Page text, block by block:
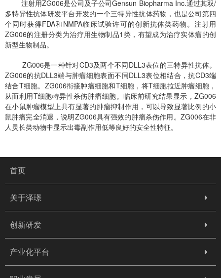
注射用ZG006是公司及子公司Gensun Biopharma Inc.通过其双/
多特异性抗体研发平台开发的一个三特异性抗体药物，也是公司第四
个同时获得FDA和NMPA临床试验许可的创新抗体类药物。注射用
ZG006的注册分类为治疗用生物制品1类，有望成为治疗实体瘤的创
新型生物制品。
ZG006是一种针对CD3及两个不同DLL3表位的三特异性抗体。
ZG006的抗DLL3端与肿瘤细胞表面不同DLL3表位相结合，抗CD3端
结合T细胞。ZG006衔接肿瘤细胞和T细胞，将T细胞拉近肿瘤细胞，
从而利用T细胞特异性杀伤肿瘤细胞。临床前研究结果显示，ZG006
在小鼠肿瘤模型上具有显著的肿瘤抑制作用，可以导致显著比例的小
鼠肿瘤完全消退，说明ZG006具有强效的肿瘤杀伤作用。ZG006在非
人灵长类动物中显示出毒副作用低等良好的安全性特征。
首页
关于泽璟
创新研发
产业化平台